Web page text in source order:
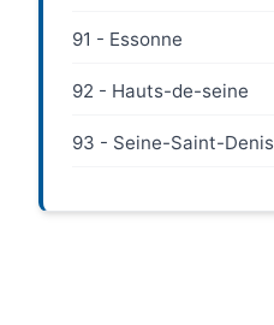
91 - Essonne
92 - Hauts-de-seine
93 - Seine-Saint-Denis